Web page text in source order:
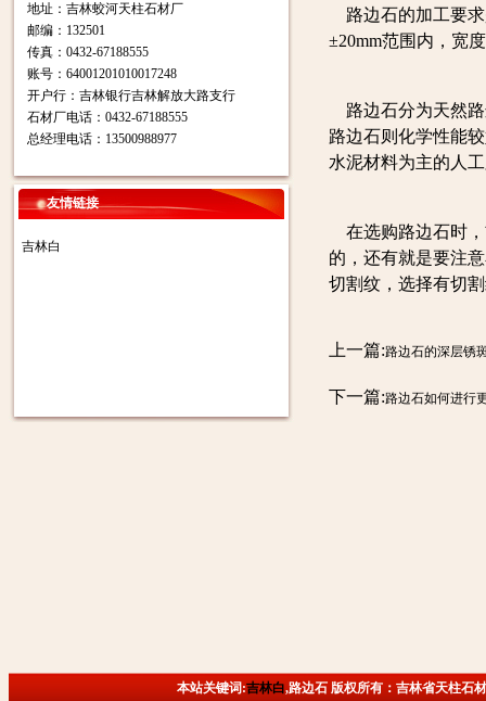
地址：吉林蛟河天柱石材厂
邮编：132501
传真：0432-67188555
账号：64001201010017248
开户行：吉林银行吉林解放大路支行
石材厂电话：0432-67188555
总经理电话：13500988977
友情链接
吉林白
路边石的加工要求
±20mm范围内，宽
路边石分为天然路
路边石则化学性能
水泥材料为主的人
在选购路边石时，
的，还有就是要注
切割纹，选择有切
上一篇:路边石的深层锈
下一篇:路边石如何进行
本站关键词:吉林白,路边石 版权所有：吉林省天柱石